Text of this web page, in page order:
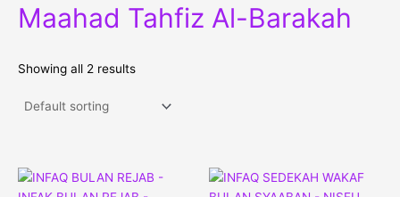
Maahad Tahfiz Al-Barakah
Showing all 2 results